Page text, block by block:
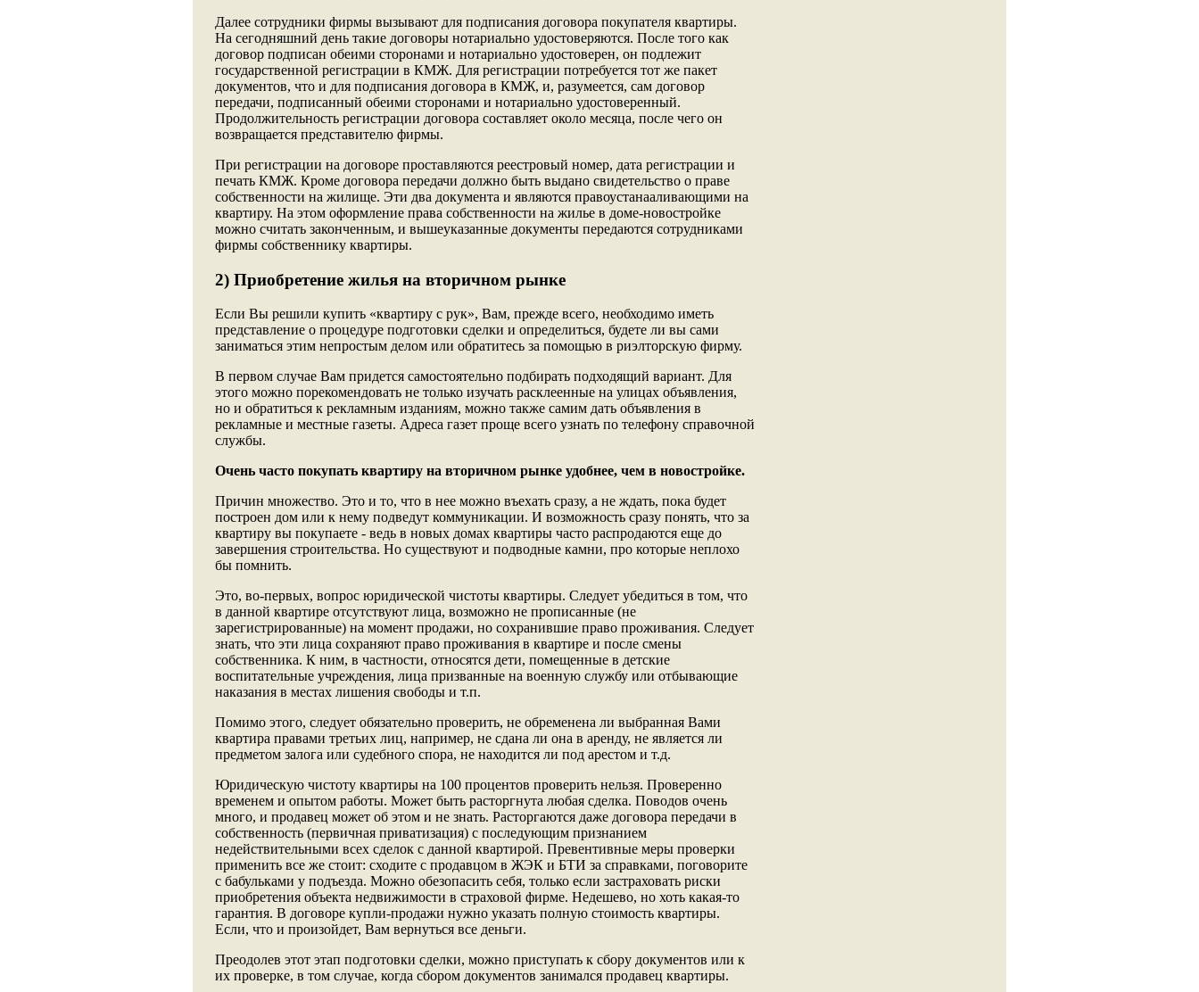
Далее сотрудники фирмы вызывают для подписания договора покупателя квартиры.
На сегодняшний день такие договоры нотариально удостоверяются. После того как
договор подписан обеими сторонами и нотариально удостоверен, он подлежит
государственной регистрации в КМЖ. Для регистрации потребуется тот же пакет
документов, что и для подписания договора в КМЖ, и, разумеется, сам договор
передачи, подписанный обеими сторонами и нотариально удостоверенный.
Продолжительность регистрации договора составляет около месяца, после чего он
возвращается представителю фирмы.
При регистрации на договоре проставляются реестровый номер, дата регистрации и
печать КМЖ. Кроме договора передачи должно быть выдано свидетельство о праве
собственности на жилище. Эти два документа и являются правоустанааливающими на
квартиру. На этом оформление права собственности на жилье в доме-новостройке
можно считать законченным, и вышеуказанные документы передаются сотрудниками
фирмы собственнику квартиры.
2) Приобретение жилья на вторичном рынке
Если Вы решили купить «квартиру с рук», Вам, прежде всего, необходимо иметь
представление о процедуре подготовки сделки и определиться, будете ли вы сами
заниматься этим непростым делом или обратитесь за помощью в риэлторскую фирму.
В первом случае Вам придется самостоятельно подбирать подходящий вариант. Для
этого можно порекомендовать не только изучать расклеенные на улицах объявления,
но и обратиться к рекламным изданиям, можно также самим дать объявления в
рекламные и местные газеты. Адреса газет проще всего узнать по телефону справочной
службы.
Очень часто покупать квартиру на вторичном рынке удобнее, чем в новостройке.
Причин множество. Это и то, что в нее можно въехать сразу, а не ждать, пока будет
построен дом или к нему подведут коммуникации. И возможность сразу понять, что за
квартиру вы покупаете - ведь в новых домах квартиры часто распродаются еще до
завершения строительства. Но существуют и подводные камни, про которые неплохо
бы помнить.
Это, во-первых, вопрос юридической чистоты квартиры. Следует убедиться в том, что
в данной квартире отсутствуют лица, возможно не прописанные (не
зарегистрированные) на момент продажи, но сохранившие право проживания. Следует
знать, что эти лица сохраняют право проживания в квартире и после смены
собственника. К ним, в частности, относятся дети, помещенные в детские
воспитательные учреждения, лица призванные на военную службу или отбывающие
наказания в местах лишения свободы и т.п.
Помимо этого, следует обязательно проверить, не обременена ли выбранная Вами
квартира правами третьих лиц, например, не сдана ли она в аренду, не является ли
предметом залога или судебного спора, не находится ли под арестом и т.д.
Юридическую чистоту квартиры на 100 процентов проверить нельзя. Проверенно
временем и опытом работы. Может быть расторгнута любая сделка. Поводов очень
много, и продавец может об этом и не знать. Расторгаются даже договора передачи в
собственность (первичная приватизация) с последующим признанием
недействительными всех сделок с данной квартирой. Превентивные меры проверки
применить все же стоит: сходите с продавцом в ЖЭК и БТИ за справками, поговорите
с бабульками у подъезда. Можно обезопасить себя, только если застраховать риски
приобретения объекта недвижимости в страховой фирме. Недешево, но хоть какая-то
гарантия. В договоре купли-продажи нужно указать полную стоимость квартиры.
Если, что и произойдет, Вам вернуться все деньги.
Преодолев этот этап подготовки сделки, можно приступать к сбору документов или к
их проверке, в том случае, когда сбором документов занимался продавец квартиры.